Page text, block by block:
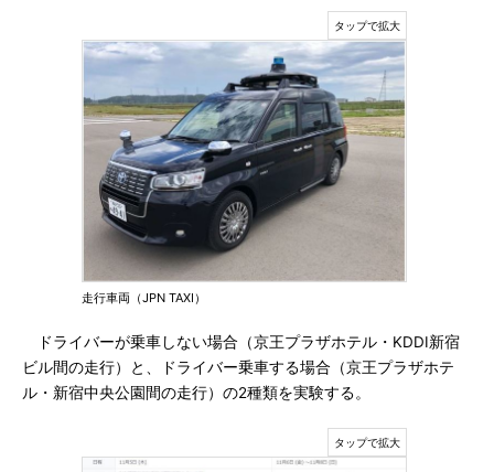
走行車両（JPN TAXI）
ドライバーが乗車しない場合（京王プラザホテル・KDDI新宿
ビル間の走行）と、ドライバー乗車する場合（京王プラザホテ
ル・新宿中央公園間の走行）の2種類を実験する。